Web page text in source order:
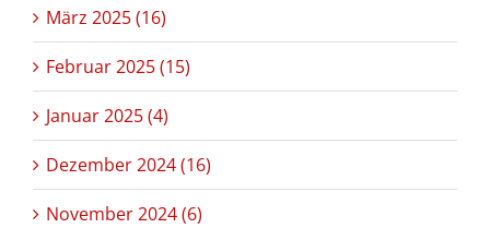
März 2025 (16)
Februar 2025 (15)
Januar 2025 (4)
Dezember 2024 (16)
November 2024 (6)